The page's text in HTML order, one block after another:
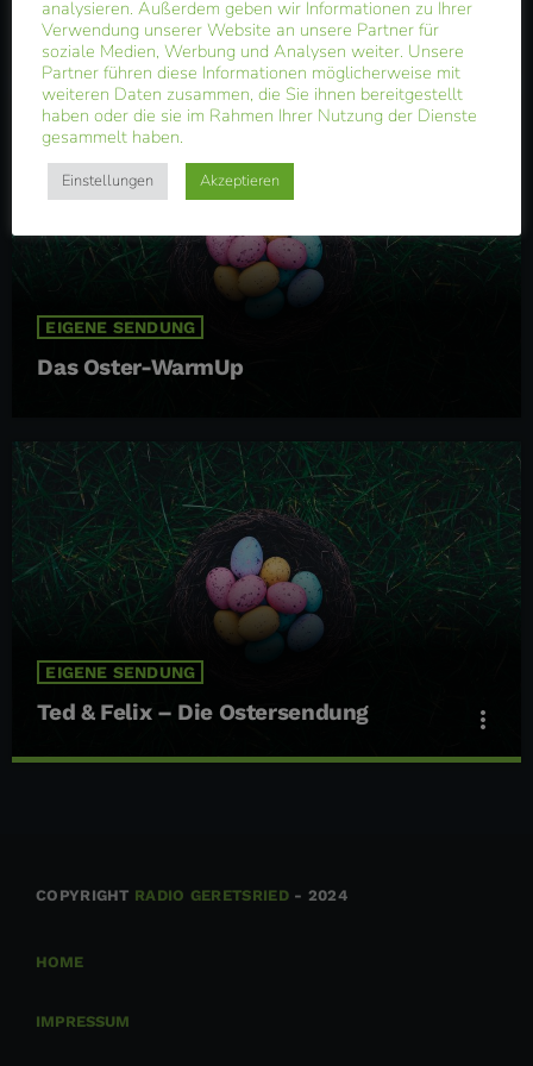
Patrick & Tothie LIVE
EIGENE SENDUNG
Das Oster-WarmUp
EIGENE SENDUNG
Ted & Felix – Die Ostersendung more_vert
COPYRIGHT RADIO GERETSRIED- 2024
HOME
IMPRESSUM
analysieren. Außerdem geben wir Informationen zu Ihrer
Verwendung unserer Website an unsere Partner für
soziale Medien, Werbung und Analysen weiter. Unsere
Partner führen diese Informationen möglicherweise mit
weiteren Daten zusammen, die Sie ihnen bereitgestellt
haben oder die sie im Rahmen Ihrer Nutzung der Dienste
gesammelt haben.
Einstellungen Akzeptieren